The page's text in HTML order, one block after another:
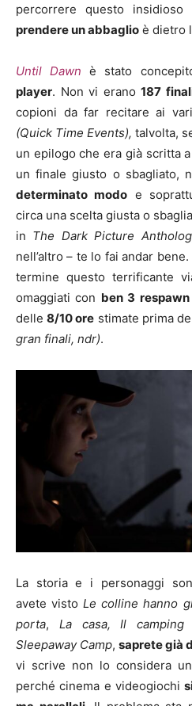
percorrere questo
prendere un abbaglio è dietro
Until Dawn è stato
player. Non vi erano 187
copioni da far recitare ai
(Quick Time Events), talvolta,
un epilogo che era già scritta
un finale giusto o sbagliato,
determinato modo e
circa una scelta giusta o
in The Dark Picture
nell’altro – te lo fai andar
termine questo terrificante
omaggiati con ben 3 respawn
delle8/10 ore stimate prima
gran finali, ndr).
La storia e i personaggi
avete vistoLe colline hanno
porta, La casa, Il
Sleepaway Camp, saprete già
vi scrive non lo considera
perché cinema e videogiochi